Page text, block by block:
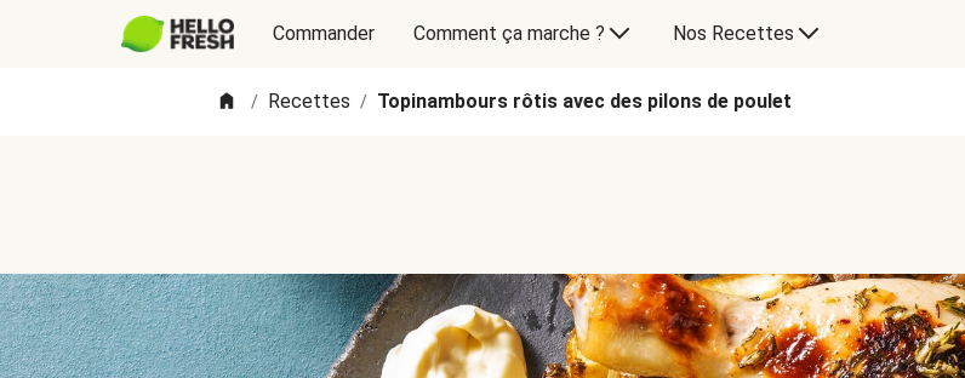
Commander Comment ça marche ? Nos Recettes
/ Recettes / Topinambours rôtis avec des pilons de poulet